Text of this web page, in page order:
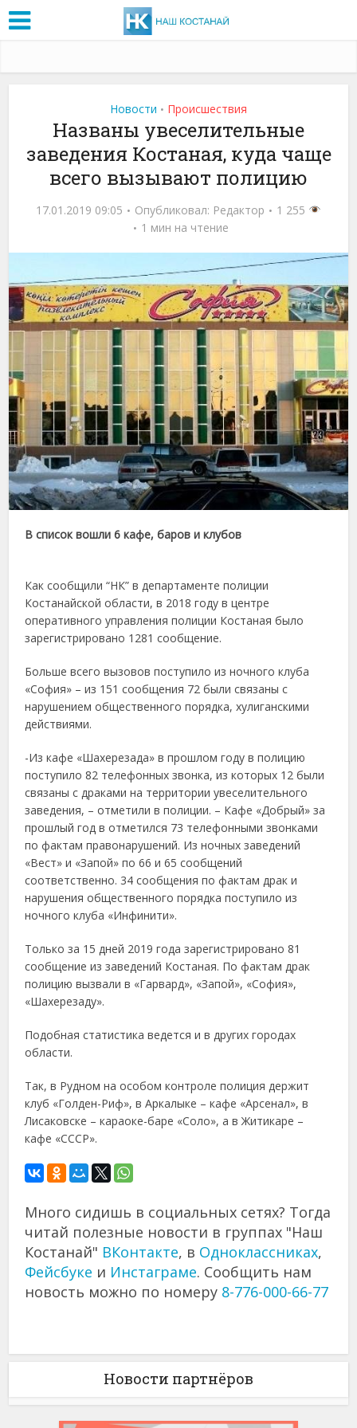
Новости • Проиcшествия
Названы увеселительные
заведения Костаная, куда чаще
всего вызывают полицию
17.01.2019 09:05 Опубликовал: Редактор
1 255
1 мин на чтение
В список вошли 6 кафе, баров и клубов
Как сообщили “НК” в департаменте полиции
Костанайской области, в 2018 году в центре
оперативного управления полиции Костаная было
зарегистрировано 1281 сообщение.
Больше всего вызовов поступило из ночного клуба
«София» – из 151 сообщения 72 были связаны с
нарушением общественного порядка, хулиганскими
действиями.
-Из кафе «Шахерезада» в прошлом году в полицию
поступило 82 телефонных звонка, из которых 12 были
связаны с драками на территории увеселительного
заведения, – отметили в полиции. – Кафе «Добрый» за
прошлый год в отметился 73 телефонными звонками
по фактам правонарушений. Из ночных заведений
«Вест» и «Запой» по 66 и 65 сообщений
соответственно. 34 сообщения по фактам драк и
нарушения общественного порядка поступило из
ночного клуба «Инфинити».
Только за 15 дней 2019 года зарегистрировано 81
сообщение из заведений Костаная. По фактам драк
полицию вызвали в «Гарвард», «Запой», «София»,
«Шахерезаду».
Подобная статистика ведется и в других городах
области.
Так, в Рудном на особом контроле полиция держит
клуб «Голден-Риф», в Аркалыке – кафе «Арсенал», в
Лисаковске – караоке-баре «Соло», а в Житикаре –
кафе «СССР».
Много сидишь в социальных сетях? Тогда
читай полезные новости в группах "Наш
Костанай" ВКонтакте, в Одноклассниках,
Фейсбуке и Инстаграме. Сообщить нам
новость можно по номеру 8-776-000-66-77
Новости партнёров